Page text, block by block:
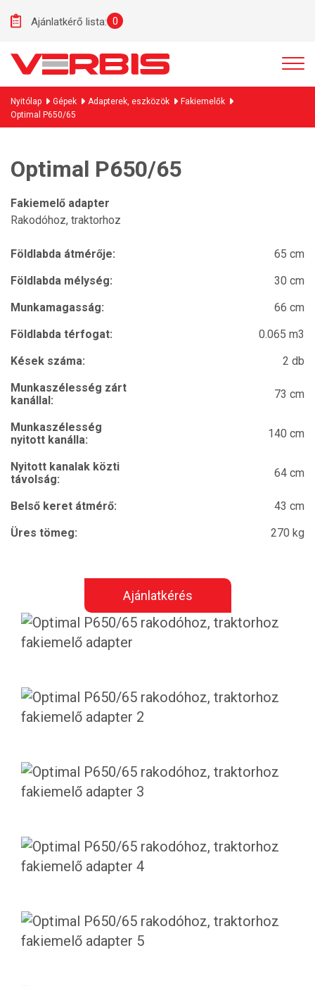
Ajánlatkérő lista: 0
Nyitólap Gépek Adapterek, eszközök
Fakiemelők
Optimal P650/65
Optimal P650/65
Fakiemelő adapter
Rakodóhoz, traktorhoz
Földlabda átmérője:
65 cm
Földlabda mélység:
30 cm
Munkamagasság:
66 cm
Földlabda térfogat:
0.065 m3
Kések száma:
2 db
Munkaszélesség zárt
kanállal:
73 cm
Munkaszélesség
nyitott kanálla:
140 cm
Nyitott kanalak közti
távolság:
64 cm
Belső keret átmérő:
43 cm
Üres tömeg:
270 kg
Ajánlatkérés